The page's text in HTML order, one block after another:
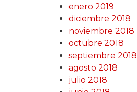
enero 2019
diciembre 2018
noviembre 2018
octubre 2018
septiembre 2018
agosto 2018
julio 2018